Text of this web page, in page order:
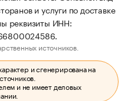
и услуги по доставке
реквизиты ИНН:
источников.
и сгенерирована на
и не имеет деловых